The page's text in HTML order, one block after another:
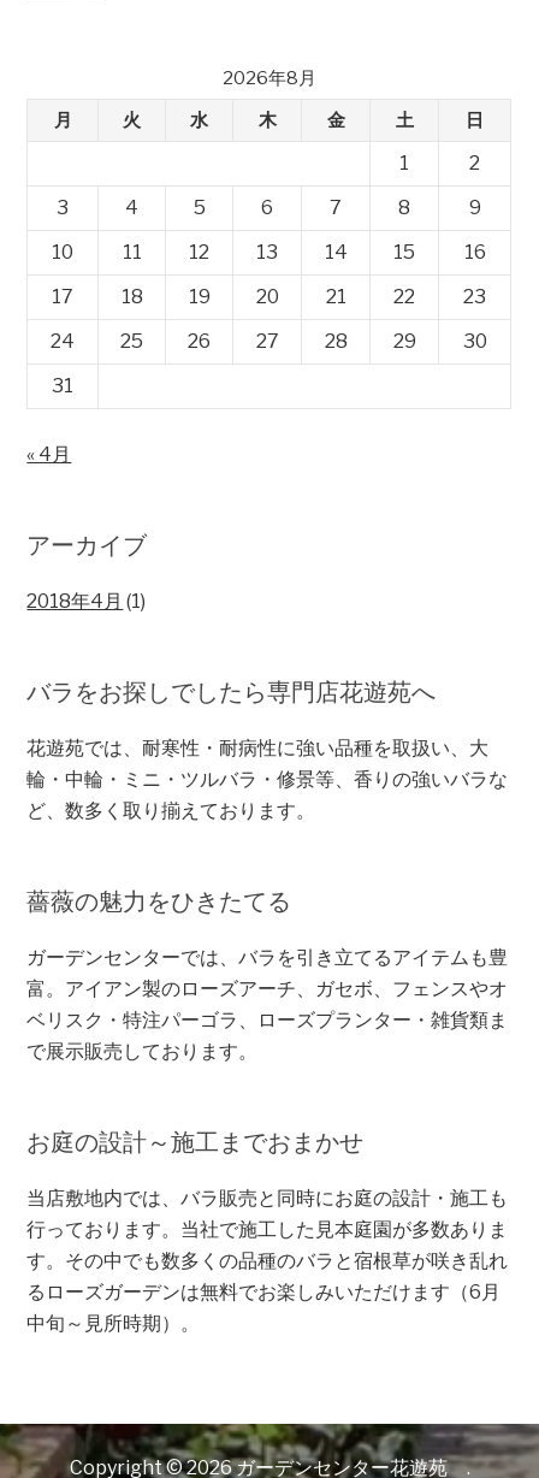
2026年8月
月
火 水 木 金 土 日
1
2
3
4 5 6 7 8
9
10
11 12 13 14 15
16
17
18 19 20 21 22
23
24
25 26 27 28 29
30
31
« 4月
アーカイブ
2018年4月 (1)
バラをお探しでしたら専門店花遊苑へ
花遊苑では、耐寒性・耐病性に強い品種を取扱い、大
輪・中輪・ミニ・ツルバラ・修景等、香りの強いバラな
ど、数多く取り揃えております。
薔薇の魅力をひきたてる
ガーデンセンターでは、バラを引き立てるアイテムも豊
富。アイアン製のローズアーチ、ガセボ、フェンスやオ
ベリスク・特注パーゴラ、ローズプランター・雑貨類ま
で展示販売しております。
お庭の設計～施工までおまかせ
当店敷地内では、バラ販売と同時にお庭の設計・施工も
行っております。当社で施工した見本庭園が多数ありま
す。その中でも数多くの品種のバラと宿根草が咲き乱れ
るローズガーデンは無料でお楽しみいただけます（6月
中旬～見所時期）。
Copyright © 2026 ガーデンセンター花遊苑 .